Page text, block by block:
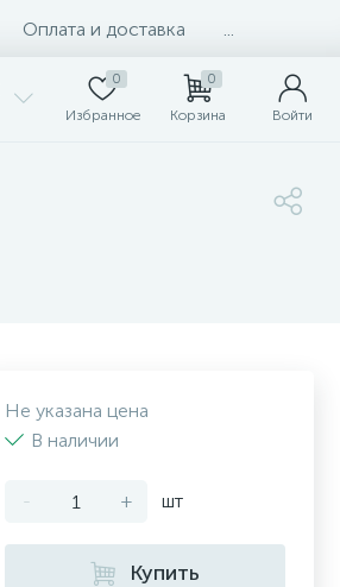
Оплата и доставка
0
Избранное
0
Корзина Войти
Не указана цена
В наличии
- + шт
Купить